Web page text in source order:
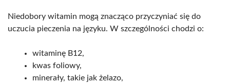
Niedobory witamin mogą znacząco przyczyniać się do
uczucia pieczenia na języku. W szczególności chodzi o:
witaminę B12,
kwas foliowy,
minerały, takie jak żelazo,